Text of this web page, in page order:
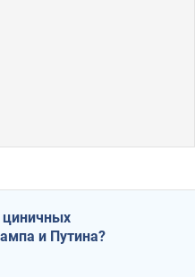
циничных
и Путина?